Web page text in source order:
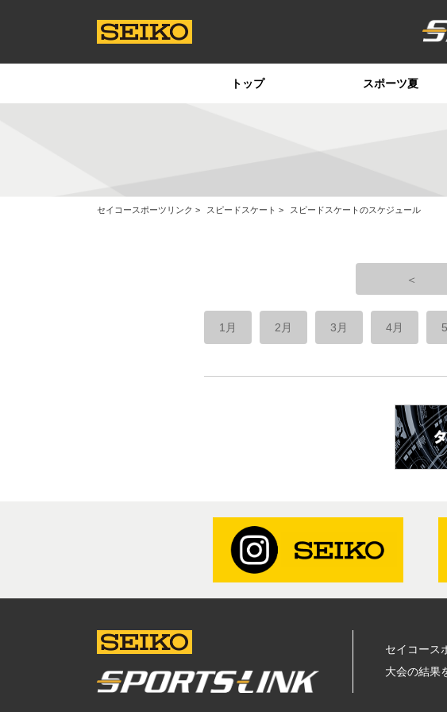
トップ スポーツ夏
セイコースポーツリンク スピードスケート スピードスケートのスケジュール
＜
1月 2月 3月 4月
セイコース
大会の結果